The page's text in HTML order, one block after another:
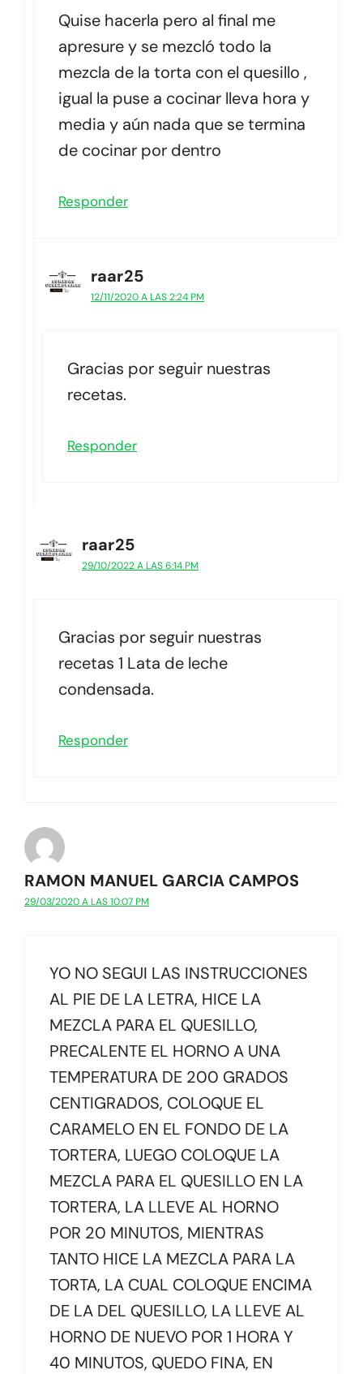
Quise hacerla pero al final me
apresure y se mezcló todo la
mezcla de la torta con el quesillo ,
igual la puse a cocinar lleva hora y
media y aún nada que se termina
de cocinar por dentro
Responder
raar25
12/11/2020 A LAS 2:24 PM
Gracias por seguir nuestras
recetas.
Responder
raar25
29/10/2022 A LAS 6:14 PM
Gracias por seguir nuestras
recetas 1 Lata de leche
condensada.
Responder
RAMON MANUEL GARCIA CAMPOS
29/03/2020 A LAS 10:07 PM
YO NO SEGUI LAS INSTRUCCIONES
AL PIE DE LA LETRA, HICE LA
MEZCLA PARA EL QUESILLO,
PRECALENTE EL HORNO A UNA
TEMPERATURA DE 200 GRADOS
CENTIGRADOS, COLOQUE EL
CARAMELO EN EL FONDO DE LA
TORTERA, LUEGO COLOQUE LA
MEZCLA PARA EL QUESILLO EN LA
TORTERA, LA LLEVE AL HORNO
POR 20 MINUTOS, MIENTRAS
TANTO HICE LA MEZCLA PARA LA
TORTA, LA CUAL COLOQUE ENCIMA
DE LA DEL QUESILLO, LA LLEVE AL
HORNO DE NUEVO POR 1 HORA Y
40 MINUTOS, QUEDO FINA, EN